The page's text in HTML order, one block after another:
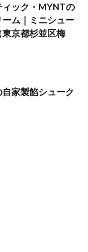
ィック・MYNTの
ーム｜ミニシュー
東京都杉並区梅
家製餡シューク